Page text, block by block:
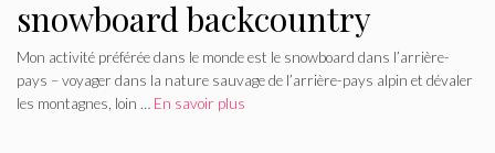
snowboard backcountry
Mon activité préférée dans le monde est le snowboard dans l’arrière-
pays – voyager dans la nature sauvage de l’arrière-pays alpin et dévaler
les montagnes, loin … En savoir plus